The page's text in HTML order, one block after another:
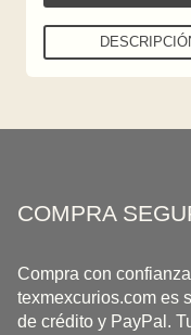
COMPRA
Compra con
texmexcurios.com es
de crédito y PayPal.